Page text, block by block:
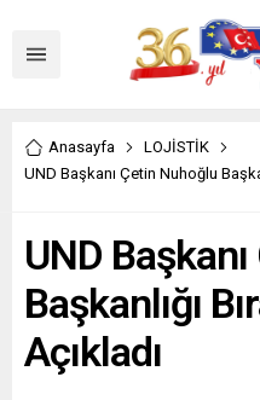
Anasayfa
LOJİSTİK
UND Başkanı Çetin Nuhoğlu
UND
Başkanlığı
Açıkladı